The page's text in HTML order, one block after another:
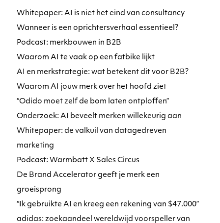
Whitepaper: AI is niet het eind van consultancy
Wanneer is een oprichtersverhaal essentieel?
Podcast: merkbouwen in B2B
Waarom AI te vaak op een fatbike lijkt
AI en merkstrategie: wat betekent dit voor B2B?
Waarom AI jouw merk over het hoofd ziet
“Odido moet zelf de bom laten ontploffen”
Onderzoek: AI beveelt merken willekeurig aan
Whitepaper: de valkuil van datagedreven
marketing
Podcast: Warmbatt X Sales Circus
De Brand Accelerator geeft je merk een
groeisprong
“Ik gebruikte AI en kreeg een rekening van $47.000”
adidas: zoekaandeel wereldwijd voorspeller van